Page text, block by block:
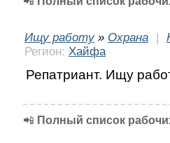
Ищу работу » Охрана |
Регион: Хайфа
Репатриант. Ищу
📲 Полный список